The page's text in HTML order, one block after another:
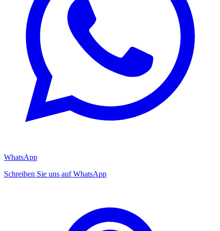
WhatsApp
Schreiben Sie uns auf WhatsApp